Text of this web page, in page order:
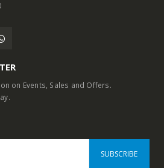
on Events, Sales and Offers.